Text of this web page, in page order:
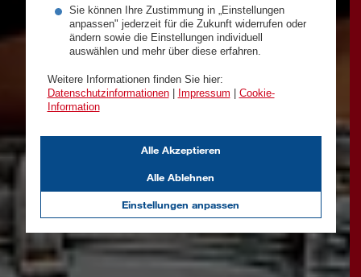
Sie können Ihre Zustimmung in „Einstellungen
anpassen" jederzeit für die Zukunft widerrufen oder
ändern sowie die Einstellungen individuell
auswählen und mehr über diese erfahren.
Weitere Informationen finden Sie hier:
Datenschutzinformationen| Impressum
Cookie-
Information
Einstellungen anpassen
Alle Ablehnen
Alle Akzeptieren